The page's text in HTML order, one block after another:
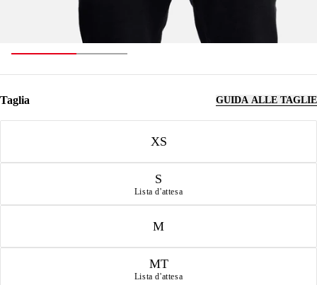
Taglia GUIDA ALLE TAGLIE
XS
S
Lista d'attesa
M
MT
Lista d'attesa